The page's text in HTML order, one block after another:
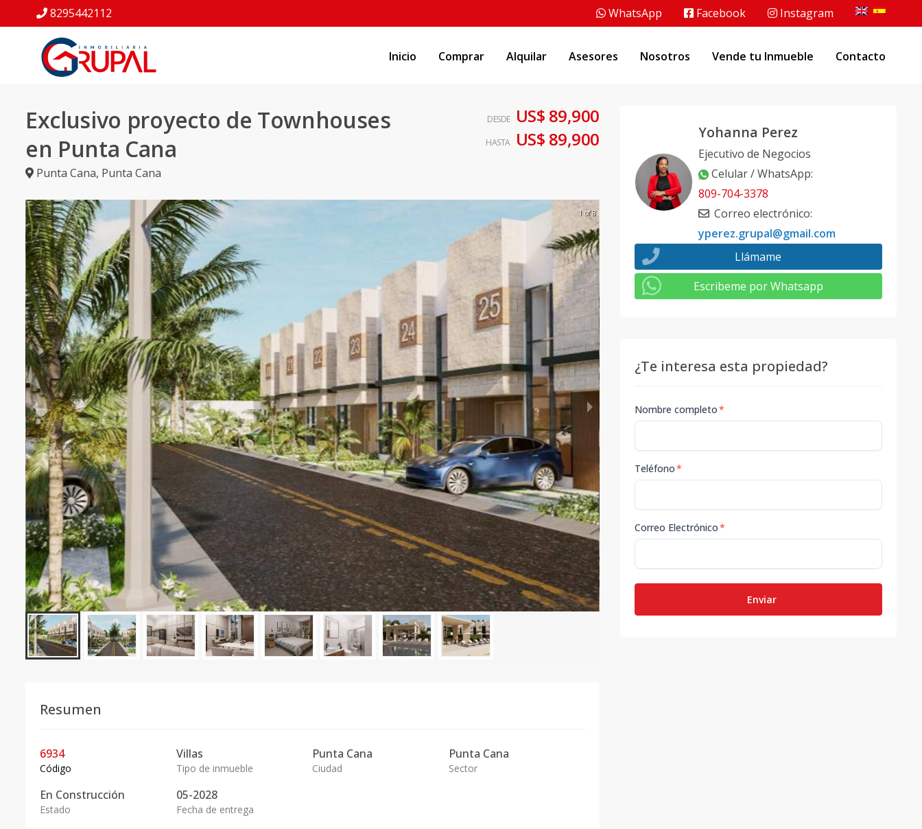
8295442112 WhatsApp Facebook Instagram
Inicio Comprar Alquilar Asesores Nosotros Vende tu Inmueble Contacto
Exclusivo proyecto de Townhouses
en Punta Cana
Punta Cana, Punta Cana
DESDE US$ 89,900
HASTA US$ 89,900
1 of 8
Resumen
6934
Código
Villas
Tipo de inmueble
Punta Cana
Ciudad
Punta Cana
Sector
En Construcción
Estado
05-2028
Fecha de entrega
Yohanna Perez
Ejecutivo de Negocios
Celular / WhatsApp:
809-704-3378
Correo electrónico:
yperez.grupal@gmail.com
Llámame
Escribeme por Whatsapp
¿Te interesa esta propiedad?
Nombre completo*
Teléfono*
Correo Electrónico*
Enviar